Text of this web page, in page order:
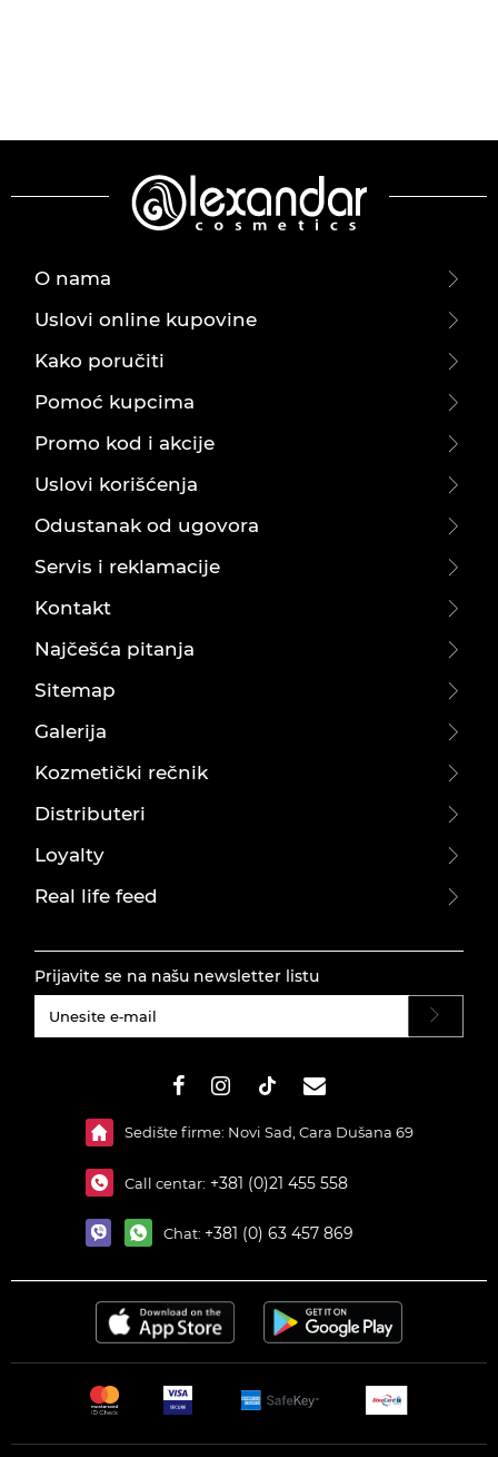
O nama
Uslovi online kupovine
Kako poručiti
Pomoć kupcima
Promo kod i akcije
Uslovi korišćenja
Odustanak od ugovora
Servis i reklamacije
Kontakt
Najčešća pitanja
Sitemap
Galerija
Kozmetički rečnik
Distributeri
Loyalty
Real life feed
Prijavite se na našu newsletter listu
Sedište firme: Novi Sad, Cara Dušana 69
Call centar: +381 (0)21 455 558
Chat: +381 (0) 63 457 869